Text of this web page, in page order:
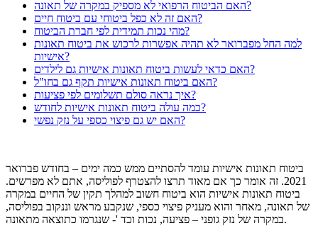
האם הביטוח הרפואי לא מספיק במקרה של תאונה?
האם זה לא כפל ביטוחי עם ביטוח חיים?
מהי נכות תמידית לפי חברת הביטוח?
למה החל מפברואר לא תהיה אפשרות לרכוש את ביטוח תאונות
אישיות?
האם כדאי לעשות ביטוח תאונות אישיות גם לילדים?
האם ביטוח תאונות אישיות תקף גם בחו"ל?
איך נראה סולם תשלומים לפי פציעות?
כמה עולה ביטוח תאונות אישיות לחודש?
האם יש גם פיצוי כספי על נזק נפשי?
ביטוח תאונות אישיות עומד להסתיים ממש כמה ימים – בחודש פברואר
2021. זה אומר כך אם מאוד תרצו להצטרף לפוליסה, אתם לא מפרשים.
ביטוח תאונות אישיות הוא ביטוח חשוב למהלך תקין של החיים במקרה
של תאונה, מאחר והוא מעניק פיצוי כספי, שנקבע מראש וננקוב בפוליסה,
במקרה של נזק גופני – פציעה, נכות וכד '- שנגרמו כתוצאה מתאונה.